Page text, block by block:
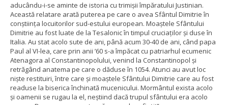
aducându-i-se aminte de istoria cu trimişii împăratului Justinian.
Această relatare arată puterea pe care o avea Sfântul Dimitrie în
conştiinţa locuitorilor sud-estului european. Moaştele Sfântului
Dimitrie au fost luate de la Tesalonic în timpul cruciaţilor şi duse în
Italia. Au stat acolo sute de ani, până acum 30-40 de ani, când papa
Paul al VI-lea, care prin anii ’60 s-a împăcat cu patriarhul ecumenic
Atenagora al Constantinopolului, venind la Constantinopol şi
retrăgând anatema pe care o dăduse în 1054. Atunci au avut loc
nişte restituiri, între care şi moaştele Sfântului Dimitrie care au fost
readuse la biserica închinată mucenicului. Mormântul exista acolo
şi oamenii se rugau la el, neştiind dacă trupul sfântului era acolo